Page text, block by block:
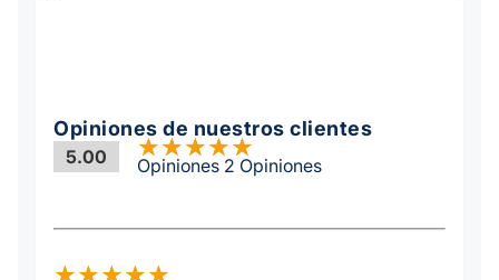
Opiniones de nuestros clientes
5.00 Opiniones 2 Opiniones